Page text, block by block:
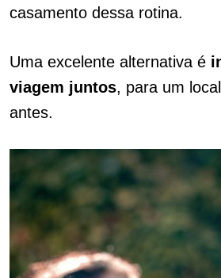
casamento dessa rotina.
Uma excelente alternativa é
viagem juntos, para um
antes.